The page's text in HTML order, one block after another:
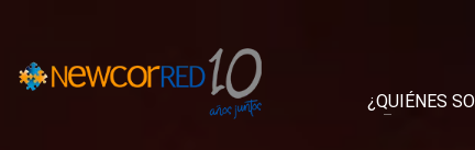
¿QUIÉNES